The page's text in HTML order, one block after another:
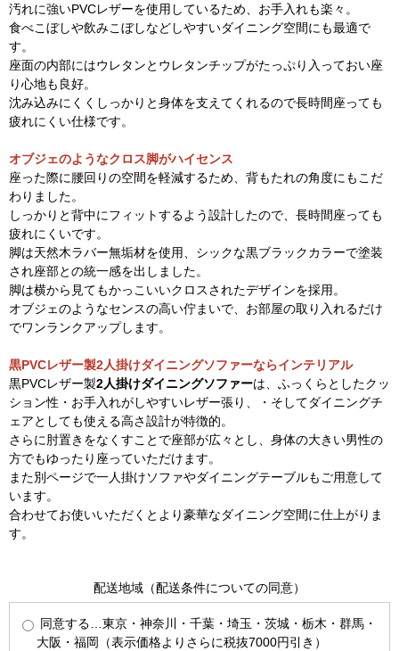
汚れに強いPVCレザーを使用しているため、お手入れも楽々。
食べこぼしや飲みこぼしなどしやすいダイニング空間にも最適で
す。
座面の内部にはウレタンとウレタンチップがたっぷり入っておい座
り心地も良好。
沈み込みにくくしっかりと身体を支えてくれるので長時間座っても
疲れにくい仕様です。
オブジェのようなクロス脚がハイセンス
座った際に腰回りの空間を軽減するため、背もたれの角度にもこだ
わりました。
しっかりと背中にフィットするよう設計したので、長時間座っても
疲れにくいです。
脚は天然木ラバー無垢材を使用、シックな黒ブラックカラーで塗装
され座部との統一感を出しました。
脚は横から見てもかっこいいクロスされたデザインを採用。
オブジェのようなセンスの高い佇まいで、お部屋の取り入れるだけ
でワンランクアップします。
黒PVCレザー製2人掛けダイニングソファーならインテリアル
黒PVCレザー製2人掛けダイニングソファーは、ふっくらとしたクッ
ション性・お手入れがしやすいレザー張り、・そしてダイニングチ
ェアとしても使える高さ設計が特徴的。
さらに肘置きをなくすことで座部が広々とし、身体の大きい男性の
方でもゆったり座っていただけます。
また別ページで一人掛けソファやダイニングテーブルもご用意して
います。
合わせてお使いいただくとより豪華なダイニング空間に仕上がりま
す。
配送地域（配送条件についての同意）
同意する…東京・神奈川・千葉・埼玉・茨城・栃木・群馬・
大阪・福岡（表示価格よりさらに税抜7000円引き）